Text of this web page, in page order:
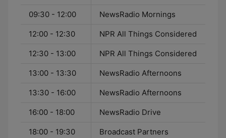
09:30 - 12:00 NewsRadio Mornings
12:00 - 12:30 NPR All Things Considered
12:30 - 13:00 NPR All Things Considered
13:00 - 13:30 NewsRadio Afternoons
13:30 - 16:00 NewsRadio Afternoons
16:00 - 18:00 NewsRadio Drive
18:00 - 19:30 Broadcast Partners